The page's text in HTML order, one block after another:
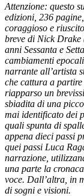
Attenzione: questo
edizioni, 236
coraggioso e
breve di Nick
anni Sessanta e
cambiamenti
narrante all’artista
che cattura a
riapparso un
sbiadita di una
mai identificato dei
quali spunta di
appena dieci passi
quei passi Luca
narrazione,
una parte la
voce. Dall’altra, in
di sogni e visioni.